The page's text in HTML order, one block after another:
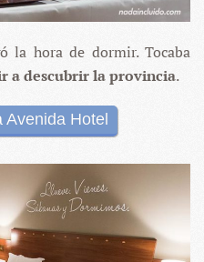
la hora de dormir. Tocaba
a descubrir la provincia.
Avenida Hotel